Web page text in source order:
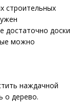
строительных
достаточно доски
можно
наждачной
о дерево.